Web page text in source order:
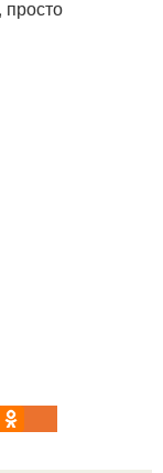
просто